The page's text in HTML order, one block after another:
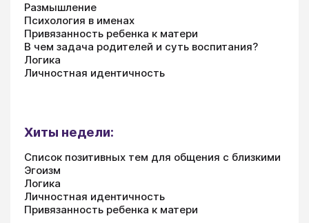
Размышление
Психология в именах
Привязанность ребенка к матери
В чем задача родителей и суть воспитания?
Логика
Личностная идентичность
Хиты недели:
Список позитивных тем для общения с близкими
Эгоизм
Логика
Личностная идентичность
Привязанность ребенка к матери